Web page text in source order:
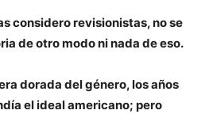
considero revisionistas, no se
de otro modo ni nada de eso.
dorada del género, los años
el ideal americano; pero